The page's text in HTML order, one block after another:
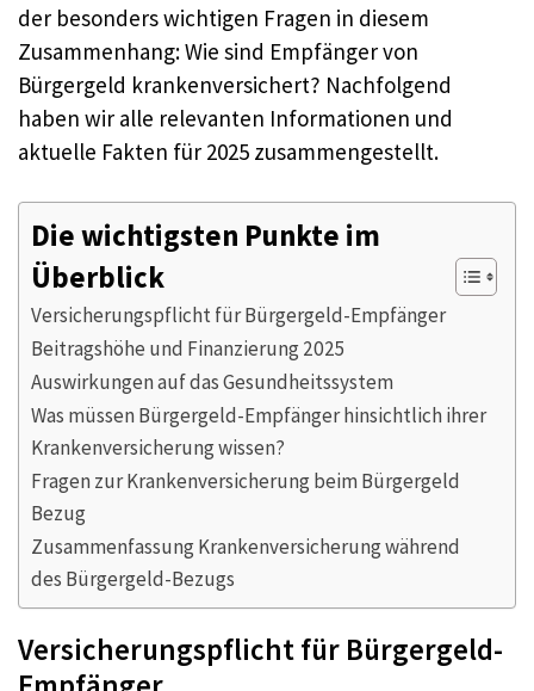
der besonders wichtigen Fragen in diesem
Zusammenhang: Wie sind Empfänger von
Bürgergeld krankenversichert? Nachfolgend
haben wir alle relevanten Informationen und
aktuelle Fakten für 2025 zusammengestellt.
Die wichtigsten Punkte im
Überblick
Versicherungspflicht für Bürgergeld-Empfänger
Beitragshöhe und Finanzierung 2025
Auswirkungen auf das Gesundheitssystem
Was müssen Bürgergeld-Empfänger hinsichtlich ihrer
Krankenversicherung wissen?
Fragen zur Krankenversicherung beim Bürgergeld
Bezug
Zusammenfassung Krankenversicherung während
des Bürgergeld-Bezugs
Versicherungspflicht für Bürgergeld-